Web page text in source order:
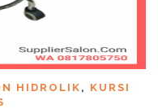
HIDROLIK , KURSI